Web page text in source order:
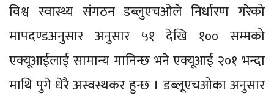
विश्व स्वास्थ्य संगठन डब्लुएचओले निर्धारण गरेको
मापदण्डअनुसार अनुसार ५१ देखि १०० सम्मको
एक्यूआईलाई सामान्य मानिन्छ भने एक्यूआई २०१ भन्दा
माथि पुगे धेरै अस्वस्थकर हुन्छ । डब्लूएचओका अनुसार